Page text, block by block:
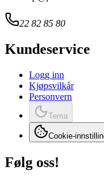
22 82 85 80
Kundeservice
Logg inn
Kjøpsvilkår
Personvern
Tema
Cookie-
Følg oss!